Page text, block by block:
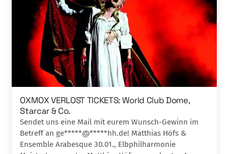
OXMOX VERLOST TICKETS: World Club Dome,
Starcar & Co.
Sendet uns eine Mail mit eurem Wunsch-Gewinn im
Betreff an ge*****@*****hh.de! Matthias Höfs &
Ensemble Arabesque 30.01., Elbphilharmonie